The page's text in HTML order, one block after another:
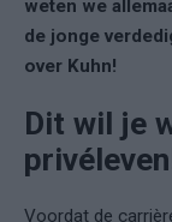
weten we
de jonge
over Kuhn!
Dit wil je
Voordat de